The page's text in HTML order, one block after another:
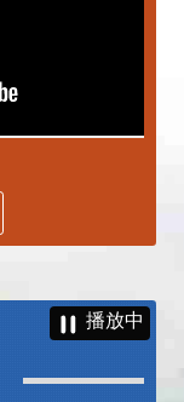
播放中